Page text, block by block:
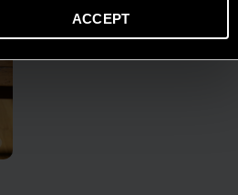
ACCEPT